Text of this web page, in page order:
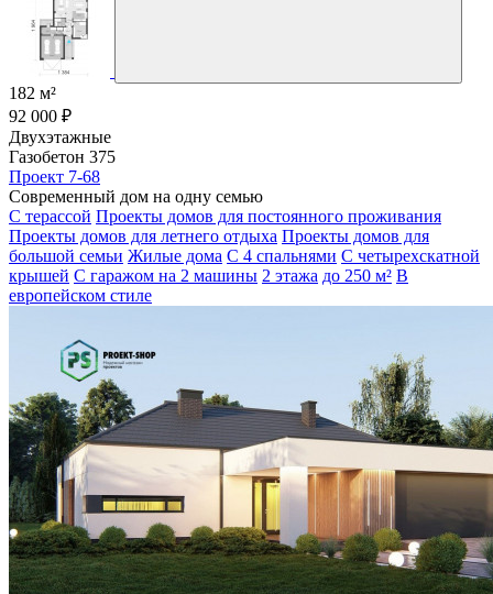
182 м²
92 000 ₽
Двухэтажные
Газобетон 375
Проект 7-68
Современный дом на одну семью
С терассой Проекты домов для постоянного проживания
Проекты домов для летнего отдыха Проекты домов для
большой семьи Жилые дома С 4 спальнями С четырехскатной
крышей С гаражом на 2 машины 2 этажа до 250 м² В
европейском стиле